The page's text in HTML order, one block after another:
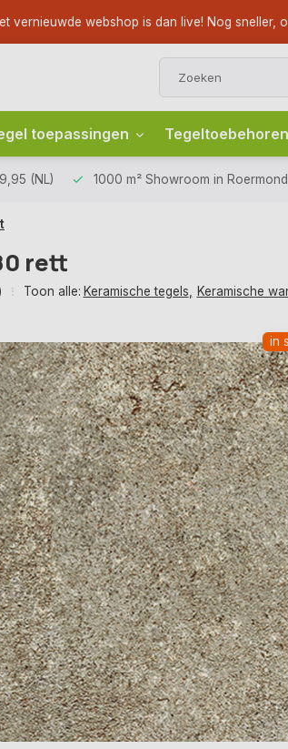
vernieuwde webshop is dan live! Nog sneller,
toepassingen Tegeltoebehoren
(NL) 1000 m² Showroom in Roermond
rett
Toon alle: Keramische tegels Keramische
in